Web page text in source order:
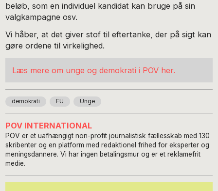
beløb, som en individuel kandidat kan bruge på sin
valgkampagne osv.
Vi håber, at det giver stof til eftertanke, der på sigt kan
gøre ordene til virkelighed.
Læs mere om unge og demokrati i POV her.
demokrati EU Unge
POV INTERNATIONAL
POV er et uafhængigt non-profit journalistisk fællesskab med 130
skribenter og en platform med redaktionel frihed for eksperter og
meningsdannere. Vi har ingen betalingsmur og er et reklamefrit
medie.